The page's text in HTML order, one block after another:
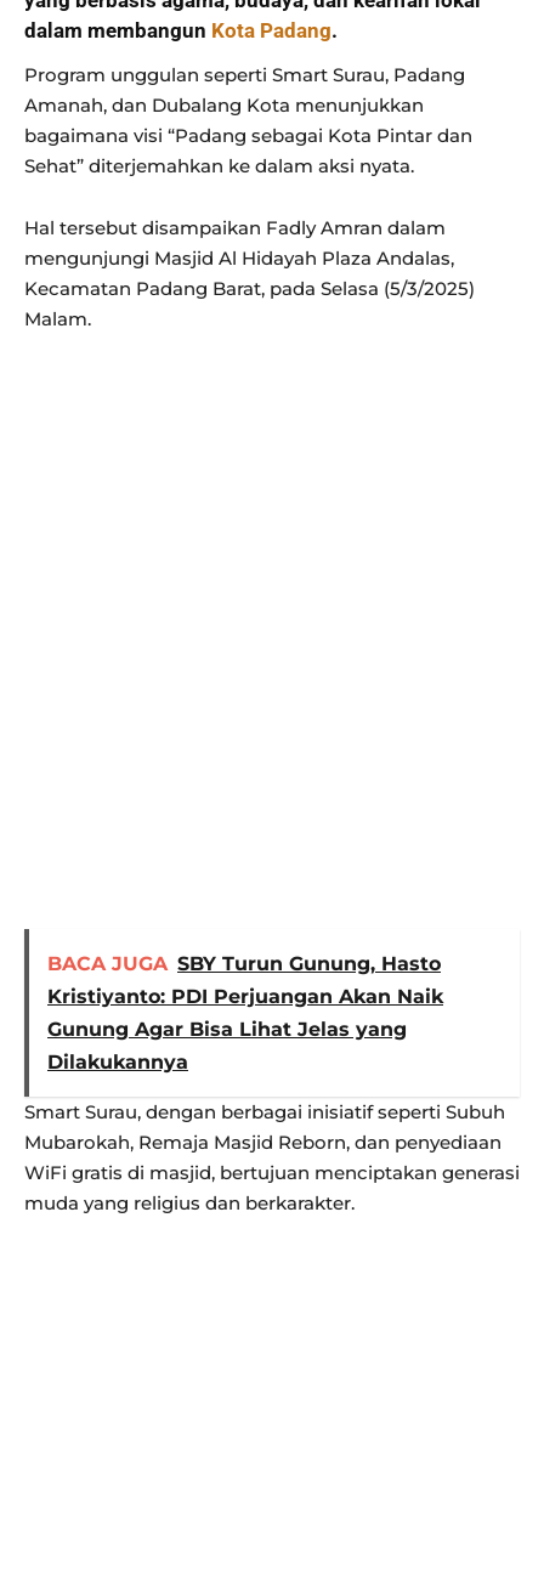
dalam membangun Kota Padang.
Program unggulan seperti Smart Surau, Padang
Amanah, dan Dubalang Kota menunjukkan
bagaimana visi “Padang sebagai Kota Pintar dan
Sehat” diterjemahkan ke dalam aksi nyata.
Hal tersebut disampaikan Fadly Amran dalam
mengunjungi Masjid Al Hidayah Plaza Andalas,
Kecamatan Padang Barat, pada Selasa (5/3/2025)
Malam.
BACA JUGA SBY Turun Gunung, Hasto
Kristiyanto: PDI Perjuangan Akan Naik
Gunung Agar Bisa Lihat Jelas yang
Dilakukannya
Smart Surau, dengan berbagai inisiatif seperti Subuh
Mubarokah, Remaja Masjid Reborn, dan penyediaan
WiFi gratis di masjid, bertujuan menciptakan generasi
muda yang religius dan berkarakter.